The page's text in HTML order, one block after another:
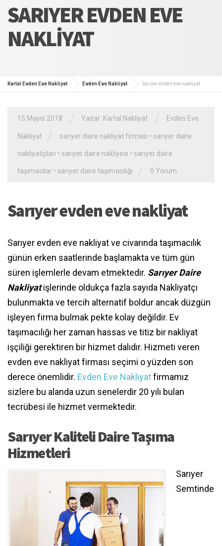
SARIYER EVDEN EVE
NAKLIYAT
Kartal Evden Eve Nakliyat Evden Eve Nakliyat Sarıyer evden eve nakliyat
15 Mayıs 2018 Yazar: Kartal Nakliyat Evden Eve
Nakliyat sarıyer daire nakliyat firması • sarıyer daire
nakliyatçıları • sarıyer daire nakliyesi • sarıyer daire
taşımacılar • sarıyer daire taşımacılığı 0 Yorum
Sarıyer evden eve nakliyat
Sarıyer evden eve nakliyat ve civarında taşımacılık
günün erken saatlerinde başlamakta ve tüm gün
süren işlemlerle devam etmektedir. Sarıyer Daire
Nakliyatişlerinde oldukça fazla sayıda Nakliyatçı
bulunmakta ve tercih alternatif boldur ancak düzgün
işleyen firma bulmak pekte kolay değildir. Ev
taşımacılığı her zaman hassas ve titiz bir nakliyat
işçiliği gerektiren bir hizmet dalıdır. Hizmeti veren
evden eve nakliyat firması seçimi o yüzden son
derece önemlidir. Evden Eve Nakliyatfirmamız
sizlere bu alanda uzun senelerdir 20 yılı bulan
tecrübesi ile hizmet vermektedir.
Sarıyer Kaliteli Daire Taşıma
Hizmetleri
Sarıyer
Semtinde